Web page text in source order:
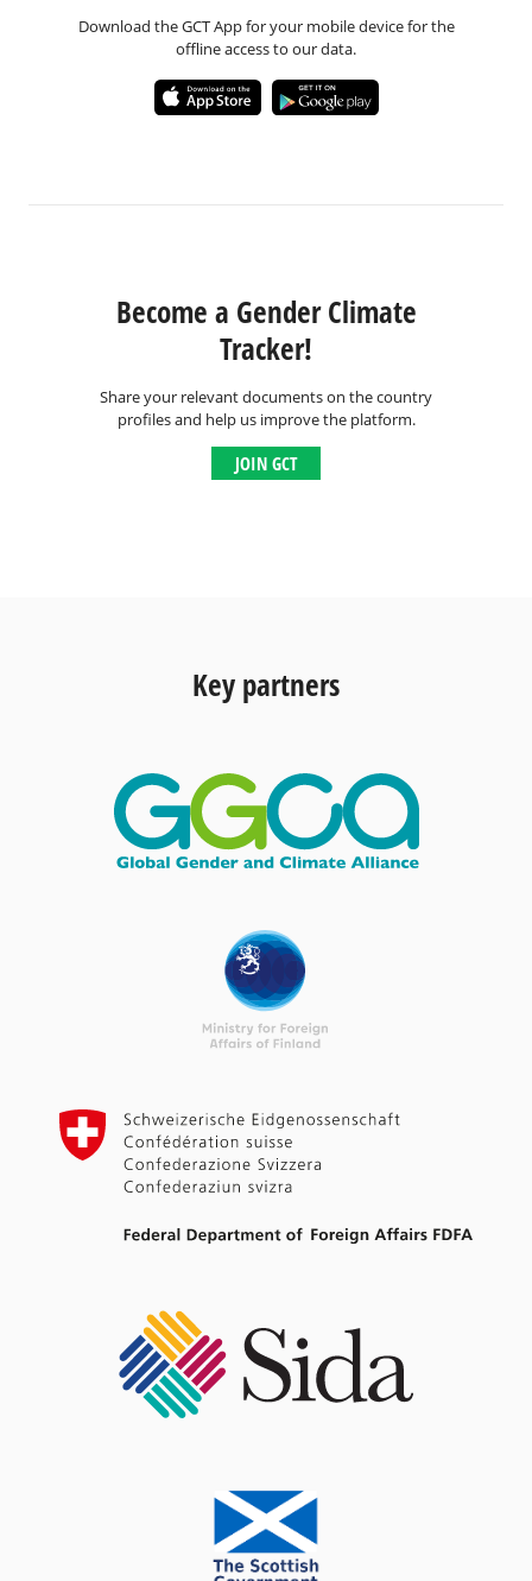
Download the GCT App for your mobile device for the
offline access to our data.
Become a Gender Climate
Tracker!
Share your relevant documents on the country
profiles and help us improve the platform.
JOIN GCT
Key partners